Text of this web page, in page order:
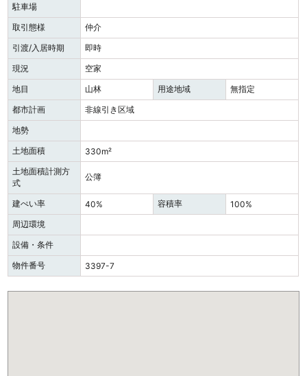
駐車場
取引態様
仲介
引渡/入居時期
即時
現況
空家
地目
山林 用途地域
無指定
都市計画
非線引き区域
地勢
土地面積
330m²
土地面積計測方
式
公簿
建ぺい率 40% 容積率
100%
周辺環境
設備・条件
物件番号
3397-7